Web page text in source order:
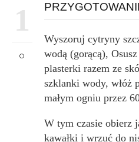
1
Wyszoruj cytryny
wodą (gorącą),
plasterki razem ze
szklanki wody, włóż
małym ogniu przez
W tym czasie obierz
kawałki i wrzuć do